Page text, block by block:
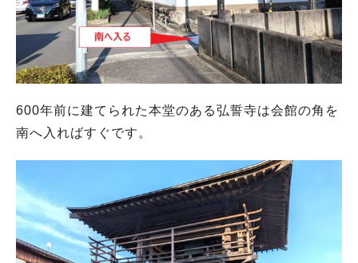
600年前に建てられた本堂のある弘誓寺は会館の角を
南へ入ればすぐです。